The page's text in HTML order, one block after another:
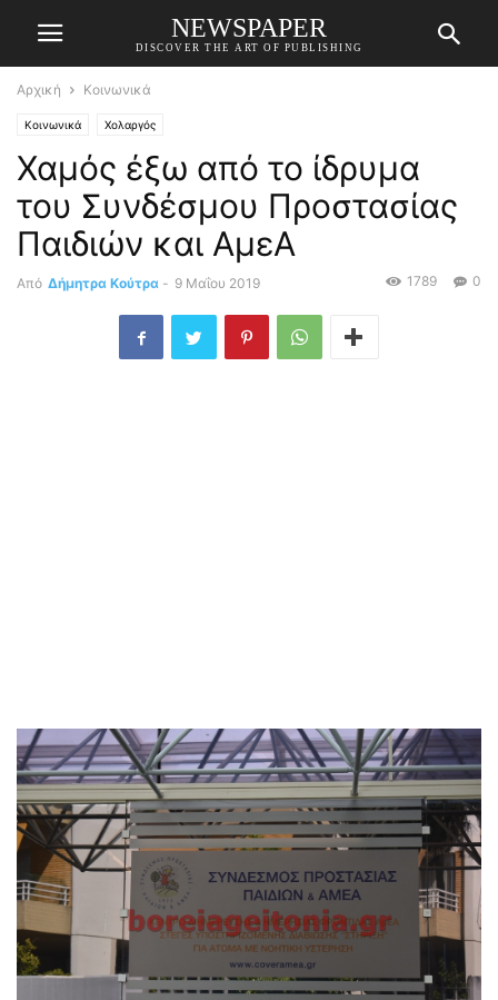
NEWSPAPER
DISCOVER THE ART OF PUBLISHING
Αρχική Κοινωνικά
Κοινωνικά Χολαργός
Χαμός έξω από το ίδρυμα
του Συνδέσμου Προστασίας
Παιδιών και ΑμεΑ
Από Δήμητρα Κούτρα - 9 Μαΐου 2019 0
1789